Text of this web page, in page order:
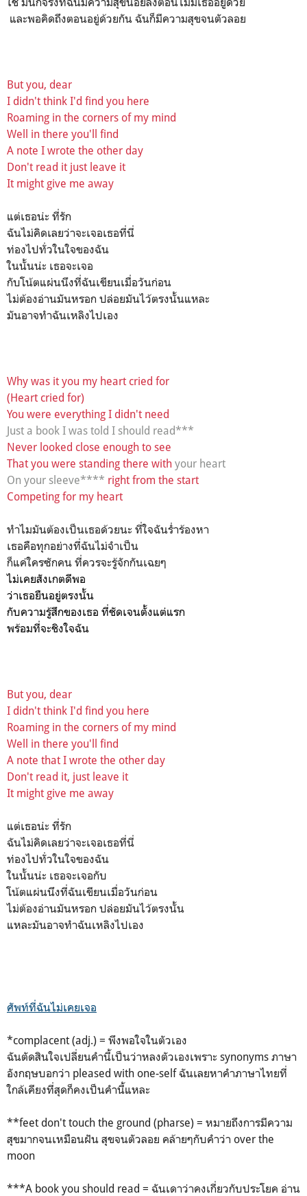
และพอคิดถึงตอนอยู่ด้วยกัน ฉันก็มีความสุขจนตัวลอย
But you, dear
I didn't think I'd find you here
Roaming in the corners of my mind
Well in there you'll find
A note I wrote the other day
Don't read it just leave it
It might give me away
แต่เธอน่ะ ที่รัก
ฉันไม่คิดเลยว่าจะเจอเธอที่นี่
ท่องไปทั่วในใจของฉัน
ในนั้นน่ะ เธอจะเจอ
กับโน้ตแผ่นนึงที่ฉันเขียนเมื่อวันก่อน
ไม่ต้องอ่านมันหรอก ปล่อยมันไว้ตรงนั้นแหละ
มันอาจทำฉันเหลิงไปเอง
Why was it you my heart cried for
(Heart cried for)
You were everything I didn't need
Just a book I was told I should read***
Never looked close enough to see
That you were standing there with your heart
On your sleeve**** right from the start
Competing for my heart
ทำไมมันต้องเป็นเธอด้วยนะ ที่ใจฉันร่ำร้องหา
เธอคือทุกอย่างที่ฉันไม่จำเป็น
ก็แค่ใครซักคน ที่ควรจะรู้จักกันเฉยๆ
ไม่เคยสังเกตดีพอ
ว่าเธอยืนอยู่ตรงนั้น
กับความรู้สึกของเธอ ที่ชัดเจนตั้งแต่แรก
พร้อมที่จะชิงใจฉัน
But you, dear
I didn't think I'd find you here
Roaming in the corners of my mind
Well in there you'll find
A note that I wrote the other day
Don't read it, just leave it
It might give me away
แต่เธอน่ะ ที่รัก
ฉันไม่คิดเลยว่าจะเจอเธอที่นี่
ท่องไปทั่วในใจของฉัน
ในนั้นน่ะ เธอจะเจอกับ
โน้ตแผ่นนึงที่ฉันเขียนเมื่อวันก่อน
ไม่ต้องอ่านมันหรอก ปล่อยมันไว้ตรงนั้น
แหละมันอาจทำฉันเหลิงไปเอง
ศัพท์ที่ฉันไม่เคยเจอ
*complacent (adj.) = พึงพอใจในตัวเอง
ฉันตัดสินใจเปลี่ยนคำนี้เป็นว่าหลงตัวเองเพราะ synonyms ภาษา
อังกฤษบอกว่า pleased with one-self ฉันเลยหาคำภาษาไทยที่
ใกล้เคียงที่สุดก็คงเป็นคำนี้แหละ
**feet don't touch the ground (pharse) = หมายถึงการมีความ
สุขมากจนเหมือนฝัน สุขจนตัวลอย คล้ายๆกับคำว่า over the
moon
***A book you should read = ฉันเดาว่าคงเกี่ยวกับประโยค อ่าน